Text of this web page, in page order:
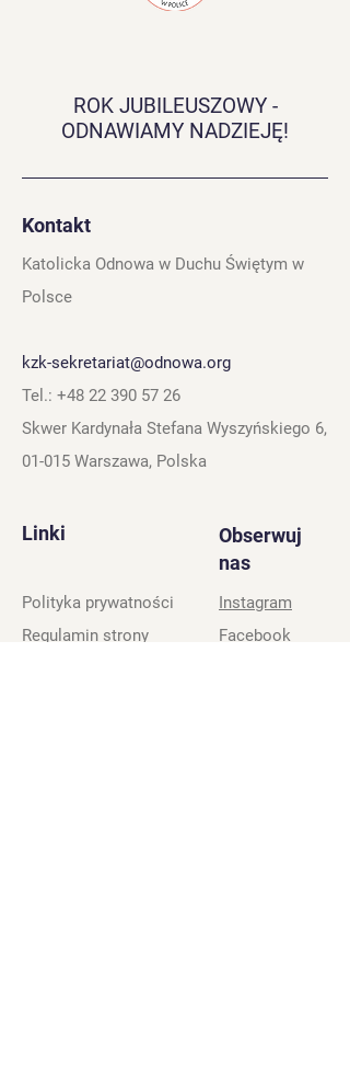
ROK JUBILEUSZOWY -
ODNAWIAMY NADZIEJĘ!
Kontakt
Katolicka Odnowa w Duchu Świętym w
Polsce
kzk-sekretariat@odnowa.org
Tel.: +48 22 390 57 26
Skwer Kardynała Stefana Wyszyńskiego 6,
01-015 Warszawa, Polska
Linki
Obserwuj
nas
Polityka prywatności
Regulamin strony
Instagram
Facebook